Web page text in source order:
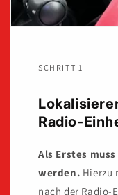
SCHRITT 1
Radio-
Als Erstes
werden. Hierzu
nach der Radio-